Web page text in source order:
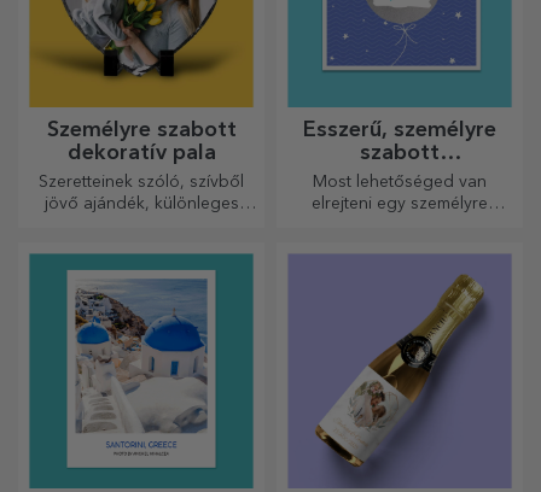
Személyre szabott
dekoratív pala
Szeretteinek szóló, szívből
jövő ajándék, különleges
Ésszerű, személyre
szabott
üdvözlőkártyák és
kártyák
Most lehetőséged van
elrejteni egy személyre